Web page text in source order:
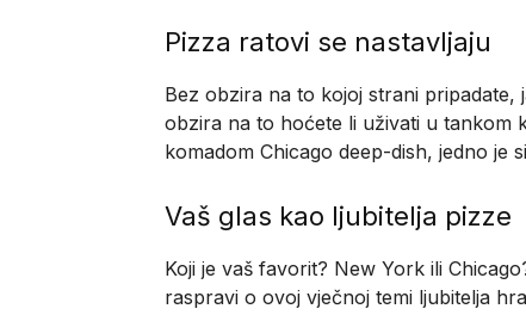
Pizza ratovi se nastavljaju
Bez obzira na to kojoj strani pripadate,
obzira na to hoćete li uživati u tankom
komadom Chicago deep-dish, jedno je
Vaš glas kao ljubitelja pizze
Koji je vaš favorit? New York ili
raspravi o ovoj vječnoj temi ljubitelja